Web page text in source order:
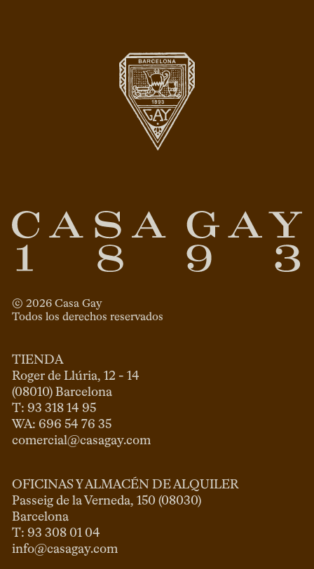
© 2026 Casa Gay
Todos los derechos reservados
TIENDA
Roger de Llúria, 12 - 14
(08010) Barcelona
T: 93 318 14 95
comercial@casagay.com
OFICINAS Y ALMACÉN DE ALQUILER
Passeig de la Verneda, 150 (08030)
Barcelona
info@casagay.com